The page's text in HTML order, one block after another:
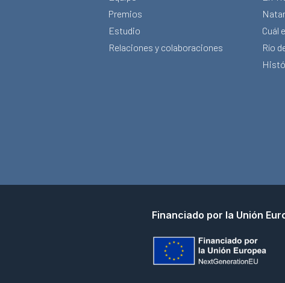
Premios
Estudio
Relaciones y colaboraciones
Cuál
Río
Financiado por la Unión